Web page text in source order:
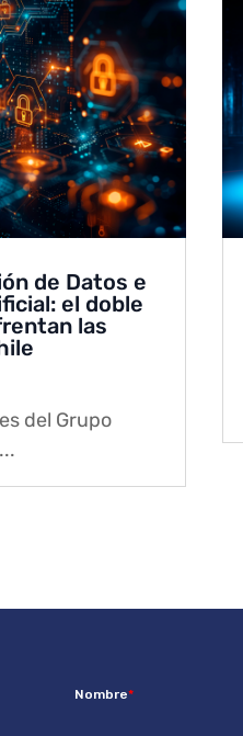
de Datos e
el doble
las
del Grupo